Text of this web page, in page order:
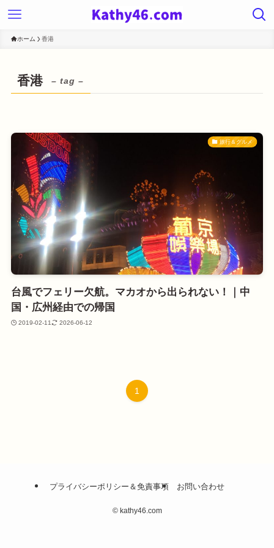
ホーム 香港
香港 – tag –
旅行＆グルメ
台風でフェリー欠航。マカオから出られない！｜中
国・広州経由での帰国
2019-02-11 2026-06-12
1
プライバシーポリシー＆免責事項 お問い合わせ
©kathy46.com